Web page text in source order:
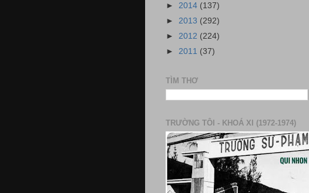
► 2014 (137)
► 2013 (292)
► 2012 (224)
► 2011 (37)
TÌM THƠ
TRƯỜNG TÔI - KHOÁ XI (1972-1974)